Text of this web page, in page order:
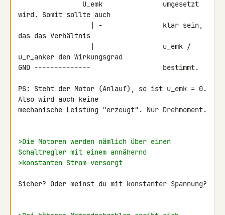
wird. Somit sollte auch
das das Verhältnis
u_r_anker den Wirkungsgrad
GND --------------                  bestimmt.
PS: Steht der Motor (Anlauf), so ist u_emk = 0.
Also wird auch keine
mechanische Leistung "erzeugt". Nur Drehmoment.
>Die Motoren werden nämlich über einen
Schaltregler mit einem annähernd
>konstanten Strom versorgt
Sicher? Oder meinst du mit konstanter Spannung?